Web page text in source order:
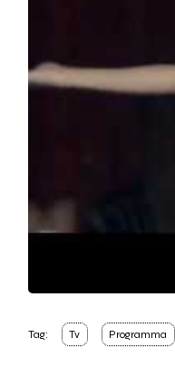
Tag: Tv Programma